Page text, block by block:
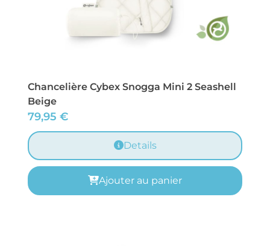
Chancelière Cybex Snogga Mini 2 Seashell
Beige
79,95 €
Details
Ajouter au panier